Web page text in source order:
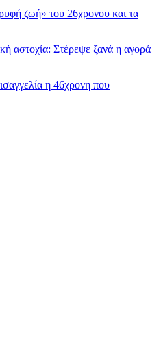
ζωή» του 26χρονου και τα
αστοχία: Στέρεψε ξανά η αγορά
η 46χρονη που